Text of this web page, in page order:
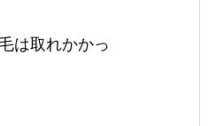
は取れかかっ